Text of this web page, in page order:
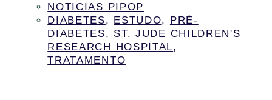
NOTICIAS PIPOP
DIABETES, ESTUDO, PRÉ-
DIABETES, ST. JUDE CHILDREN'S
RESEARCH HOSPITAL,
TRATAMENTO